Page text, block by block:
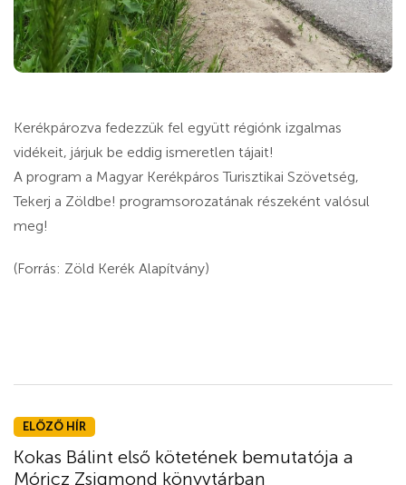
Kerékpározva fedezzük fel együtt régiónk izgalmas
vidékeit, járjuk be eddig ismeretlen tájait!
A program a Magyar Kerékpáros Turisztikai Szövetség,
Tekerj a Zöldbe! programsorozatának részeként valósul
meg!
(Forrás: Zöld Kerék Alapítvány)
ELŐZŐ HÍR
Kokas Bálint első kötetének bemutatója a
Móricz Zsigmond könyvtárban